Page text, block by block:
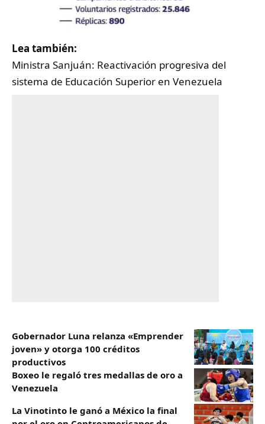
Lea también:
Ministra Sanjuán: Reactivación progresiva del
sistema de Educación Superior en Venezuela
Gobernador Luna relanza «Emprender
joven» y otorga 100 créditos
productivos
Boxeo le regaló tres medallas de oro a
Venezuela
La Vinotinto le ganó a México la final